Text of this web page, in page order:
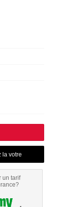
un tarif